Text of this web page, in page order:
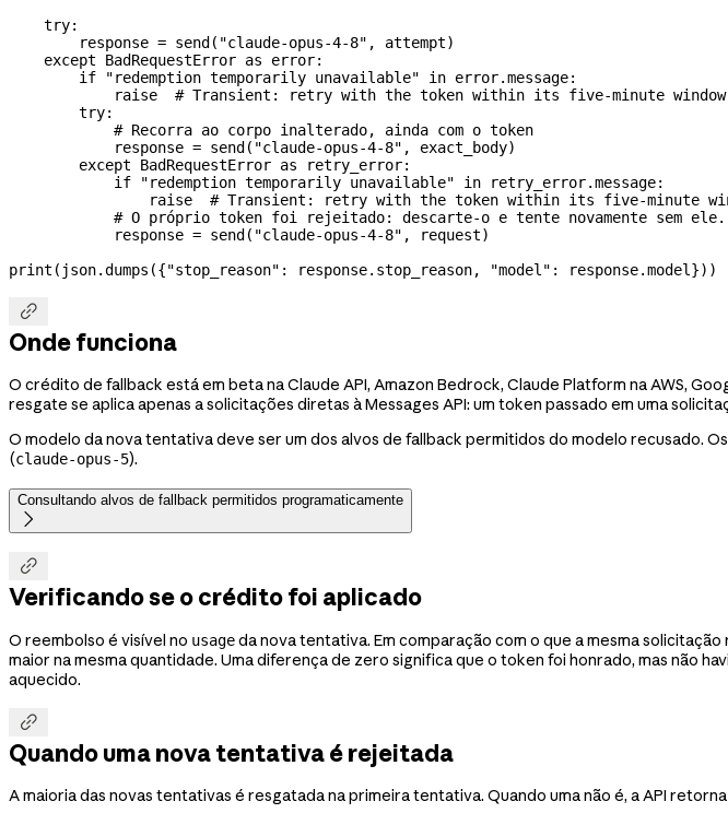
    try
:
        response
= send( "claude-opus-4-8" , attempt)
    except
BadRequestError as error:
        if
"redemption temporarily unavailable" in error.message:
            raise
  # Transient: retry with the token within its five-minute window
        try
:
            # Recorra ao corpo inalterado, ainda com o token
            response
= send( "claude-opus-4-8" , exact_body)
        except
BadRequestError as retry_error:
            if
"redemption temporarily unavailable" in retry_error.message:
                raise
# Transient: retry with the token within its five-minute
            # O próprio token foi rejeitado: descarte-o e tente novamente sem ele.
            response
= send( "claude-opus-4-8" , request)
print (json.dumps({"stop_reason" : response.stop_reason, "model" : response.model}))

Onde funciona
O crédito de fallback está em beta na Claude API, Amazon Bedrock, Claude Platform na AWS,
resgate se aplica apenas a solicitações diretas à Messages API: um token passado em uma
O modelo da nova tentativa deve ser um dos alvos de fallback permitidos do modelo recusado.
(claude-opus-5).
Consultando alvos de fallback permitidos programaticamente


Verificando se o crédito foi aplicado
O reembolso é visível no usageda nova tentativa. Em comparação com o que a mesma
maior na mesma quantidade. Uma diferença de zero significa que o token foi honrado, mas não
aquecido.

Quando uma nova tentativa é rejeitada
A maioria das novas tentativas é resgatada na primeira tentativa. Quando uma não é, a API